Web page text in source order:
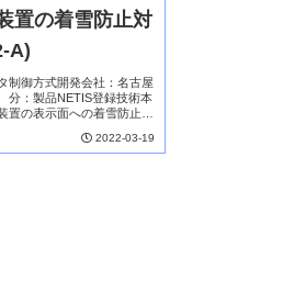
置の着雪防止対
A)
制御方式開発会社：名古屋
：製品NETIS登録技術本
置の表示面への着雪防止機
、「降雪センサによるヒー
2022-03-19